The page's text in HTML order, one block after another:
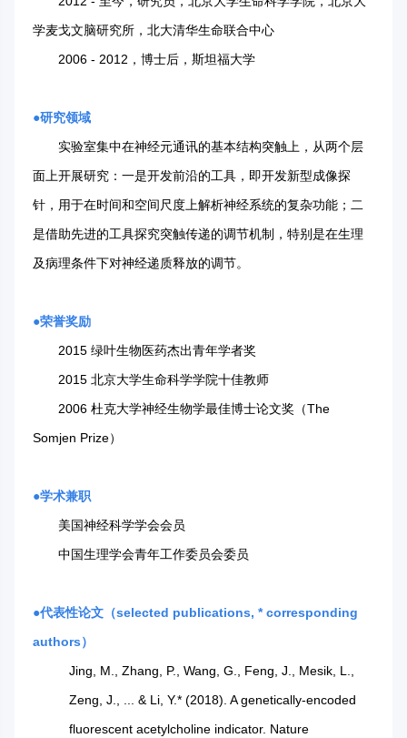
学麦戈文脑研究所，北大清华生命联合中心
2006 - 2012，博士后，斯坦福大学
●研究领域
实验室集中在神经元通讯的基本结构突触上，从两个层
面上开展研究：一是开发前沿的工具，即开发新型成像探
针，用于在时间和空间尺度上解析神经系统的复杂功能；二
是借助先进的工具探究突触传递的调节机制，特别是在生理
及病理条件下对神经递质释放的调节。
●荣誉奖励
2015 绿叶生物医药杰出青年学者奖
2015 北京大学生命科学学院十佳教师
2006 杜克大学神经生物学最佳博士论文奖（The
Somjen Prize）
●学术兼职
美国神经科学学会会员
中国生理学会青年工作委员会委员
●代表性论文（selected publications, * corresponding
authors）
Jing, M., Zhang, P., Wang, G., Feng, J., Mesik, L.,
Zeng, J., ... & Li, Y.* (2018). A genetically-encoded
fluorescent acetylcholine indicator. Nature